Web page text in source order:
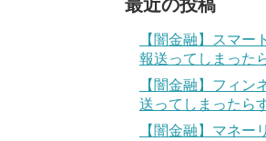
最近の投稿
【闇金融】スマー
報送ってしまった
【闇金融】フィン
送ってしまったら
【闇金融】マネー